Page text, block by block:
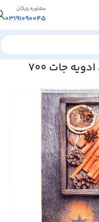
مشاوره رایگان
03191090045
فرش آشپزخانه طرح سینی ادویه جات 700